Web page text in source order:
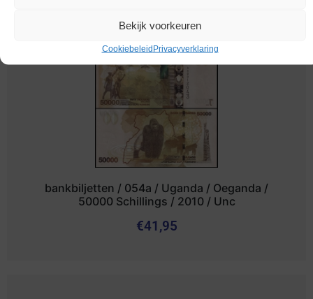
Bekijk voorkeuren
CookiebeleidPrivacyverklaring
bankbiljetten / 054a / Uganda / Oeganda /
50000 Schillings / 2010 / Unc
€41,95